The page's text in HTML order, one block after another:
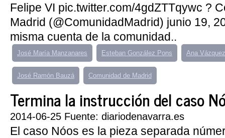
Felipe VI pic.twitter.com/4gdZTTqywc ?
Madrid (@ComunidadMadrid) junio 19,
misma cuenta de la comunidad..
José María Manzanares Esteban González Pons Ana
José Ramón Bauzá Comunidad de Madrid
Termina la instrucción del caso
2014-06-25 Fuente: diariodenavarra.es
El caso Nóos es la pieza separada